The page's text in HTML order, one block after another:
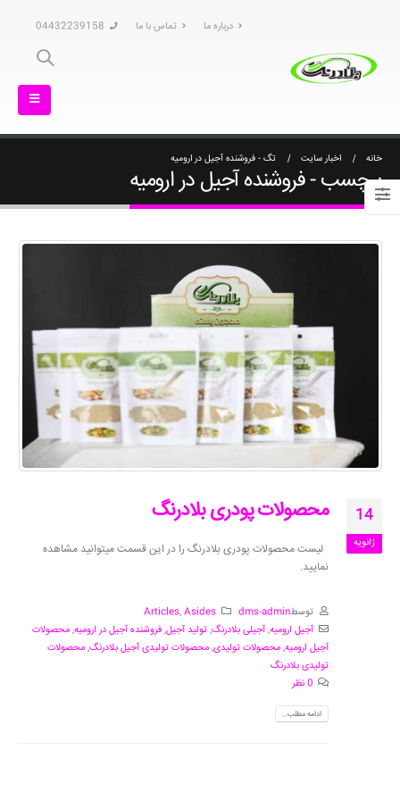
درباره ما تماس با ما 04432239158
خانه اخبار سایت تگ -فروشنده آجیل در ارومیه
برچسب - فروشنده آجیل در ارومیه
14
ژانویه
محصولات پودری بلادرنگ
لیست محصولات پودری بلادرنگ را در این قسمت میتوانید مشاهده
نمایید.
توسطdms-admin
Articles,Asides
آجیل ارومیه,آجیلی بلادرنگ,تولید آجیل,فروشنده آجیل در ارومیه,محصولات
آجیل ارومیه,محصولات تولیدی,محصولات تولیدی آجیل بلادرنگ,محصولات
تولیدی بلادرنگ
0 نظر
ادامه مطلب...